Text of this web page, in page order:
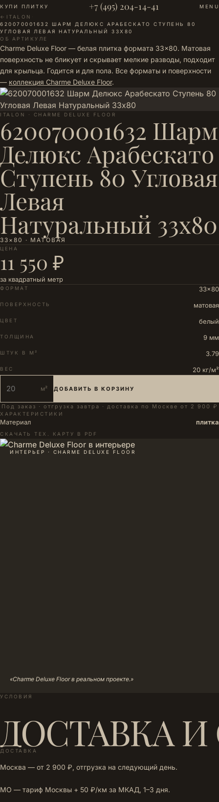
КУПИ ПЛИТКУ +7 (495) 204-14-41
MENU
← ITALON ·
620070001632 ШАРМ ДЕЛЮКС АРАБЕСКАТО СТУПЕНЬ 80
УГЛОВАЯ ЛЕВАЯ НАТУРАЛЬНЫЙ 33Х80
ОБ АРТИКУЛЕ
Charme Deluxe Floor — белая плитка формата 33×80. Матовая
поверхность не бликует и скрывает мелкие разводы, подходит
для крыльца. Годится и для пола. Все форматы и поверхности
— коллекция Charme Deluxe Floor.
ITALON · CHARME DELUXE FLOOR
620070001632 Шарм
Делюкс Арабескато
Ступень 80 Угловая
Левая
Натуральный 33х80
33×80 · МАТОВАЯ
ЦЕНА
11 550 ₽
за квадратный метр
ФОРМАТ 33×80
ПОВЕРХНОСТЬ матовая
ЦВЕТ белый
ТОЛЩИНА 9 мм
ШТУК В М² 3.79
ВЕС 20 кг/м²
м² ДОБАВИТЬ В КОРЗИНУ
Под заказ · отгрузка завтра · доставка по Москве от 2 900 ₽
ХАРАКТЕРИСТИКИ
Материал плитка
СКАЧАТЬ ТЕХ. КАРТУ В PDF
ИНТЕРЬЕР · CHARME DELUXE FLOOR
«Charme Deluxe Floor в реальном проекте.»
УСЛОВИЯ
ДОСТАВКА
ДОСТАВКА
Москва — от 2 900 ₽, отгрузка на следующий день.
МО — тариф Москвы + 50 ₽/км за МКАД, 1–3 дня.